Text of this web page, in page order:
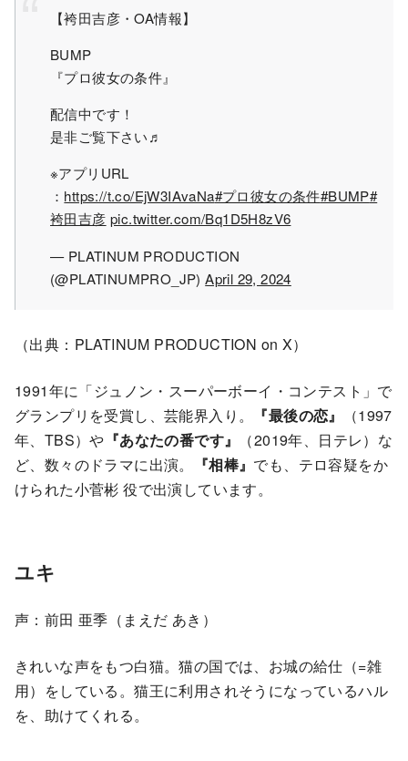
【袴田吉彦・OA情報】
BUMP
『プロ彼女の条件』
配信中です！
是非ご覧下さい♬
※アプリURL
： https://t.co/EjW3IAvaNa#プロ彼女の条件#BUMP#
袴田吉彦 pic.twitter.com/Bq1D5H8zV6
— PLATINUM PRODUCTION
(@PLATINUMPRO_JP)April 29, 2024
（出典：PLATINUM PRODUCTION on X）
1991年に「ジュノン・スーパーボーイ・コンテスト」で
グランプリを受賞し、芸能界入り。
『最後の恋』
（1997
年、TBS）や 『あなたの番です』
（2019年、日テレ）な
ど、数々のドラマに出演。
『相棒』 でも、テロ容疑をか
けられた小菅彬 役で出演しています。
ユキ
声：前田 亜季（まえだ あき）
きれいな声をもつ白猫。猫の国では、お城の給仕（=雑
用）をしている。猫王に利用されそうになっているハル
を、助けてくれる。